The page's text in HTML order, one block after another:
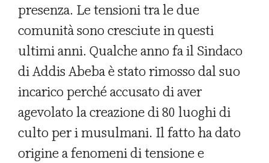
presenza. Le tensioni tra le due
comunità sono cresciute in questi
ultimi anni. Qualche anno fa il Sindaco
di Addis Abeba è stato rimosso dal suo
incarico perché accusato di aver
agevolato la creazione di 80 luoghi di
culto per i musulmani. Il fatto ha dato
origine a fenomeni di tensione e